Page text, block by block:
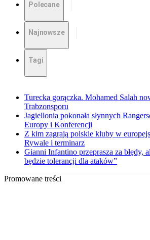
Polecane
Najnowsze
Tagi
Turecka gorączka. Mohamed Salah
Trabzonsporu
Jagiellonia pokonała słynnych
Europy i Konferencji
Z kim zagrają polskie kluby w
Rywale i terminarz
Gianni Infantino przeprasza za błędy,
będzie tolerancji dla ataków”
Promowane treści